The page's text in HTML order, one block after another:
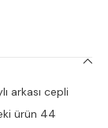
arkası cepli
ürün 44